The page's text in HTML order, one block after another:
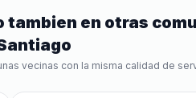
tambien en otras
vecinas con la misma calidad de